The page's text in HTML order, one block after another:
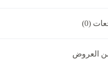
(0)
من العروض